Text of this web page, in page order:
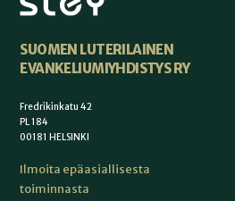
SUOMEN LUTERILAINEN
EVANKELIUMIYHDISTYS RY
Fredrikinkatu 42
PL 184
00181 HELSINKI
Ilmoita epäasiallisesta
toiminnasta